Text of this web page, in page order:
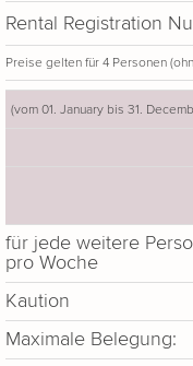
Rental Registration
Preise gelten für 4 Personen
(vom 01. January bis 31.
für jede weitere
pro Woche
Kaution
Maximale Belegung: